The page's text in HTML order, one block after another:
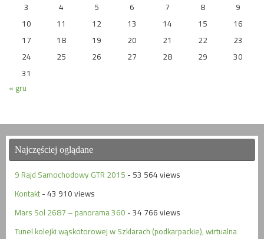
3
4 5 6 7 8
9
10
11 12 13 14 15
16
17
18 19 20 21 22
23
24
25 26 27 28 29
30
31
« gru
Najczęściej oglądane
9 Rajd Samochodowy GTR 2015 - 53 564 views
Kontakt - 43 910 views
Mars Sol 2687 – panorama 360 - 34 766 views
Tunel kolejki wąskotorowej w Szklarach (podkarpackie), wirtualna